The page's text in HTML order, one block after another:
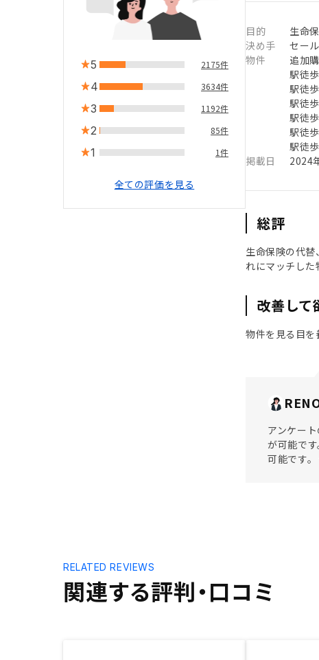
5 2175件
4 3634件
3 1192件
2 85件
1 1件
全ての評価を見る
目的
生命
決め手
セー
物件
追加
駅徒
駅徒
駅徒
駅徒
駅徒
駅徒
掲載日
2024
総評
生命保険の代
れにマッチし
改善して
物件を見る目を
アンケー
が可能で
可能です
関連する評判・口コミ
RELATED REVIEWS